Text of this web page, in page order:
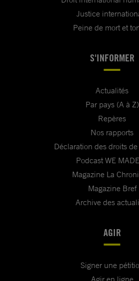
Justice
Peine de mort et
S'INFORMER
Actualités
Par pays (A à Z)
Repères
Nos rapports
Déclaration des droits
Podcast WE
Magazine La
Magazine Bref
Archive des
AGIR
Signer une
Agir en ligne